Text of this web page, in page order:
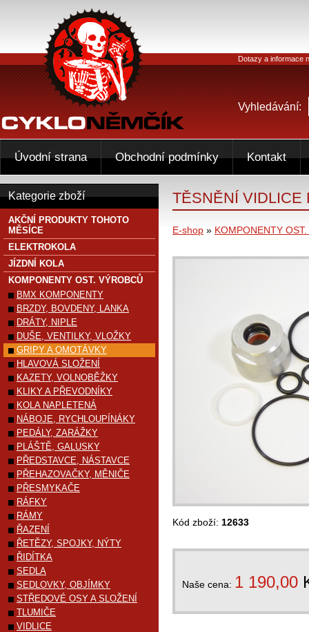
TĚSNĚNÍ VIDLICE
E-shop » KOMPONENTY
Kód zboží: 12633
Naše cena: 1 190,00
Kategorie zboží
AKČNÍ PRODUKTY TOHOTO
MĚSÍCE
ELEKTROKOLA
JÍZDNÍ KOLA
KOMPONENTY OST. VÝROBCŮ
BMX KOMPONENTY
BRZDY, BOVDENY, LANKA
DRÁTY, NIPLE
DUŠE, VENTILKY, VLOŽKY
GRIPY A OMOTÁVKY
HLAVOVÁ SLOŽENÍ
KAZETY, VOLNOBĚŽKY
KLIKY A PŘEVODNÍKY
KOLA NAPLETENÁ
NÁBOJE, RYCHLOUPÍNÁKY
PEDÁLY, ZARÁŽKY
PLÁŠTĚ, GALUSKY
PŘEDSTAVCE, NÁSTAVCE
PŘEHAZOVAČKY, MĚNIČE
PŘESMYKAČE
RÁFKY
RÁMY
ŘAZENÍ
ŘETĚZY, SPOJKY, NÝTY
ŘIDÍTKA
SEDLA
SEDLOVKY, OBJÍMKY
STŘEDOVÉ OSY A SLOŽENÍ
TLUMIČE
VIDLICE
Dotazy a informace
Vyhledávání:
Úvodní strana Obchodní podmínky Kontakt